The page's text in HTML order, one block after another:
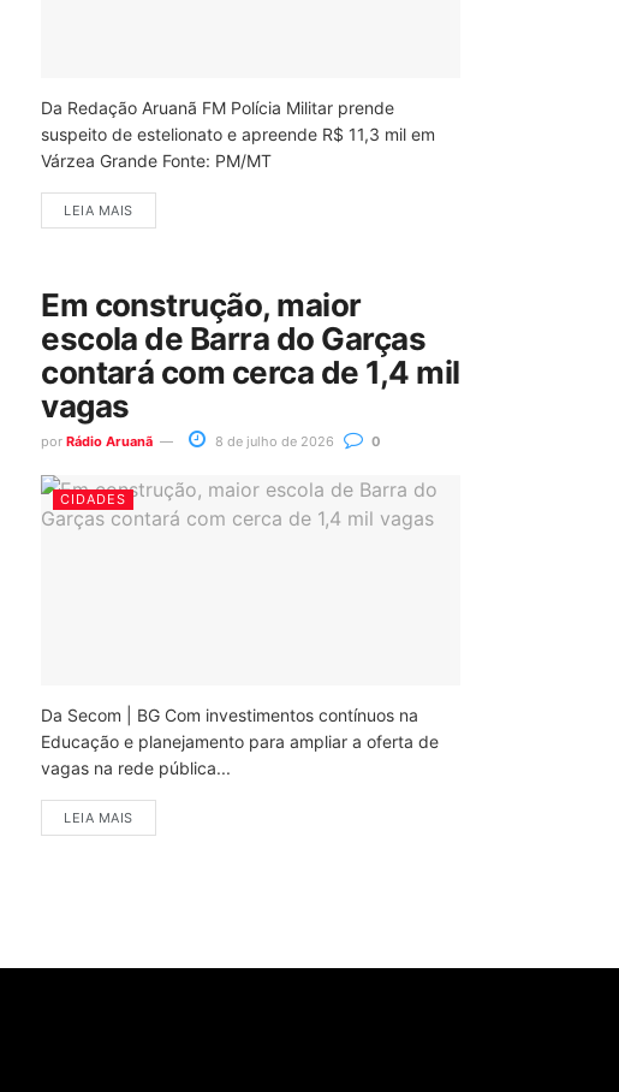
Da Redação Aruanã FM Polícia Militar prende
suspeito de estelionato e apreende R$ 11,3 mil em
Várzea Grande Fonte: PM/MT
LEIA MAIS
Em construção, maior
escola de Barra do Garças
contará com cerca de 1,4 mil
vagas
por Rádio Aruanã 8 de julho de 2026 0
CIDADES
Da Secom | BG Com investimentos contínuos na
Educação e planejamento para ampliar a oferta de
vagas na rede pública...
LEIA MAIS